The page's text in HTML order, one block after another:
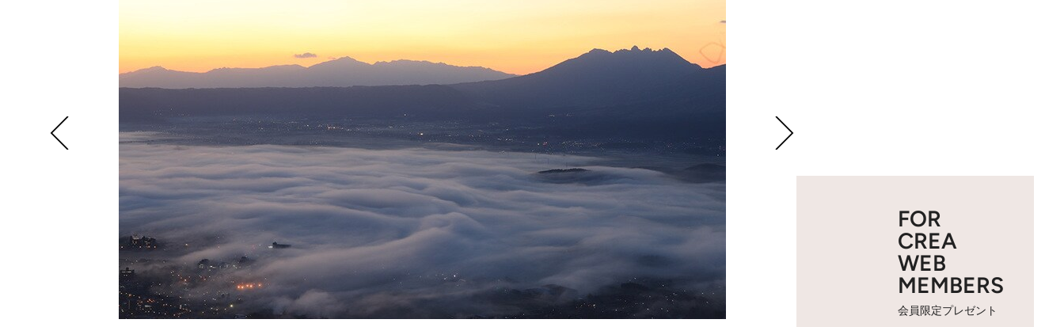
FOR
CREA
WEB
MEMBERS
会員限定プレゼント